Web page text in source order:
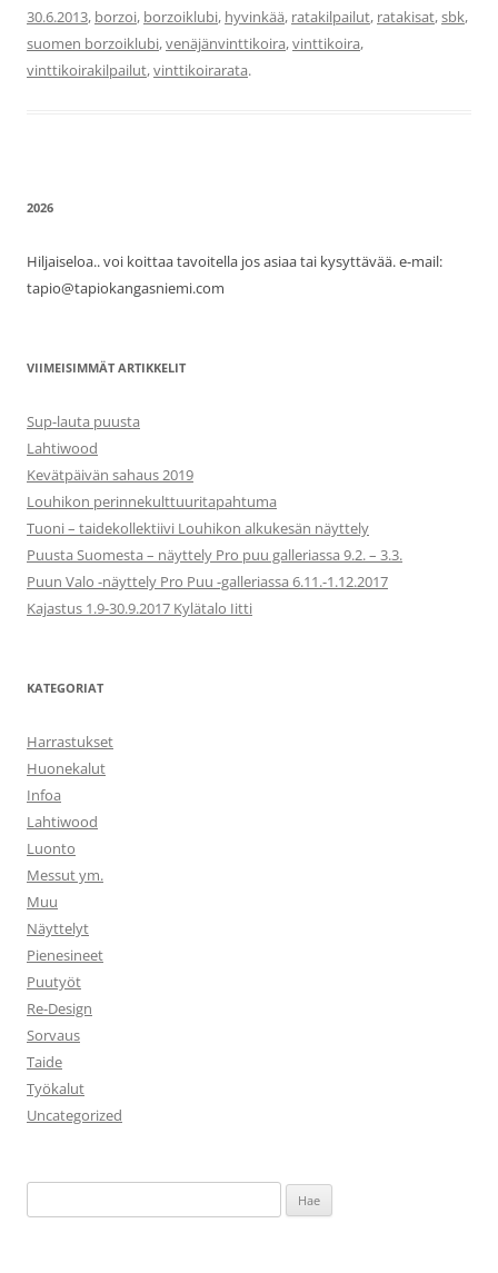
30.6.2013, borzoi, borzoiklubi, hyvinkää, ratakilpailut, ratakisat,sbk,
suomen borzoiklubi,venäjänvinttikoira,vinttikoira,
vinttikoirakilpailut,vinttikoirarata.
2026
Hiljaiseloa.. voi koittaa tavoitella jos asiaa tai kysyttävää. e-mail:
tapio@tapiokangasniemi.com
VIIMEISIMMÄT ARTIKKELIT
Sup-lauta puusta
Lahtiwood
Kevätpäivän sahaus 2019
Louhikon perinnekulttuuritapahtuma
Tuoni – taidekollektiivi Louhikon alkukesän näyttely
Puusta Suomesta – näyttely Pro puu galleriassa 9.2. – 3.3.
Puun Valo -näyttely Pro Puu -galleriassa 6.11.-1.12.2017
Kajastus 1.9-30.9.2017 Kylätalo Iitti
KATEGORIAT
Harrastukset
Huonekalut
Infoa
Lahtiwood
Luonto
Messut ym.
Muu
Näyttelyt
Pienesineet
Puutyöt
Re-Design
Sorvaus
Taide
Työkalut
Uncategorized